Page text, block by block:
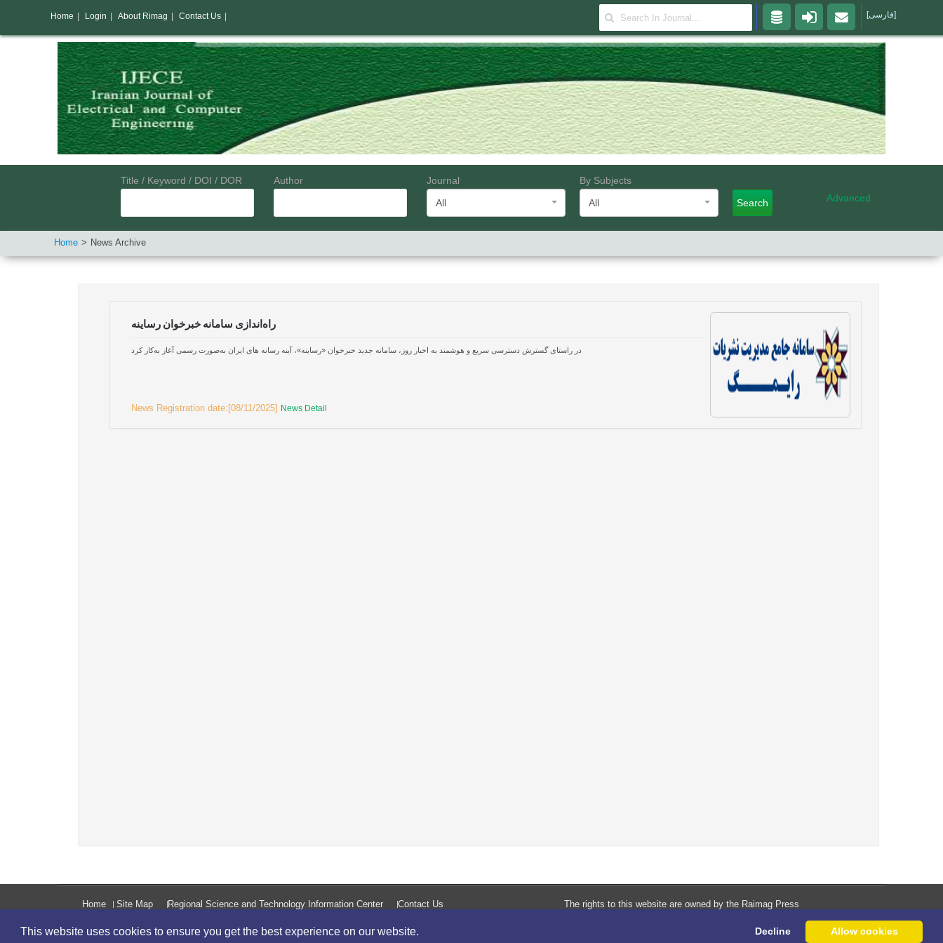
This website uses cookies to ensure you get the best experience on our website. Decline Allow cookies
Title / Keyword / DOI / DOR Author
Journal
All
By Subjects
All
Search Advanced
Home News Archive
راه‌اندازی سامانه خبرخوان رساینه
در راستای گسترش دسترسی سریع و هوشمند به اخبار روز، سامانه جدید خبرخوان «رساینه»، آینه رسانه های ایران به‌صورت رسمی آغاز به‌کار کرد
News Registration date:[08/11/2025] News Detail
Home Site Map Regional Science and Technology Information Center Contact Us
The rights to this website are owned by the Raimag Press
Home Login About Rimag Contact Us [فارسی]